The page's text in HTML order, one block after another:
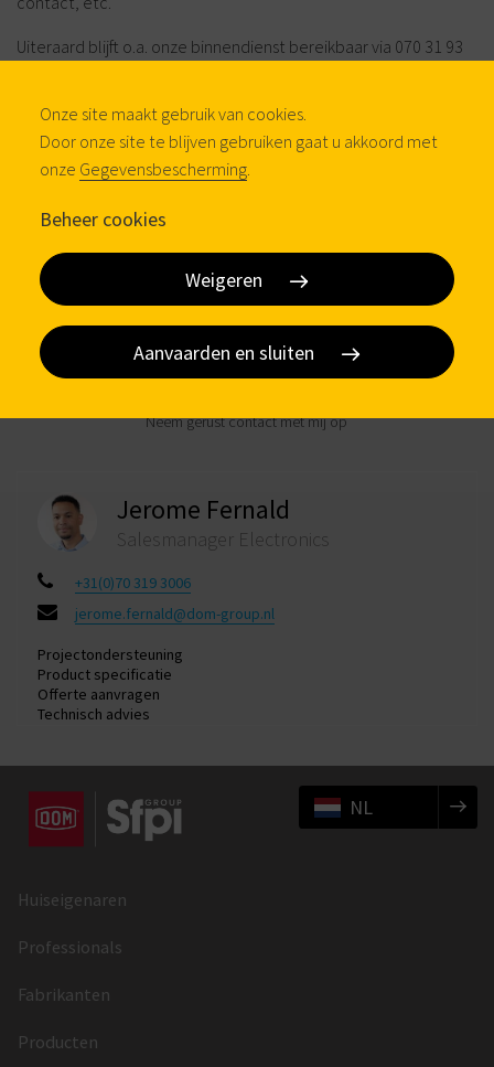
Uiteraard blijft o.a. onze binnendienst bereikbaar via 070 31 93
communicatie afdeling blijven zowel per e-mail als telefonisch
bereikbaar.
Wij volgen de berichtgevingen van het
huidige beleid.
Ook in deze hectische periode staan we voor jou klaar en zijn
we je graag van dienst!
Meer informatie?
Neem gerust contact met mij op
Jerome Fernald
Salesmanager Electronics
+31(0)70 319 3006
jerome.fernald@dom-group.nl
Projectondersteuning
Product specificatie
Offerte aanvragen
Technisch advies
NL
Huiseigenaren
Professionals
Fabrikanten
Producten
Onze site maakt gebruik van cookies.
Door onze site te blijven gebruiken gaat u akkoord met
onze Gegevensbescherming
Beheer cookies
Weigeren
Aanvaarden en sluiten